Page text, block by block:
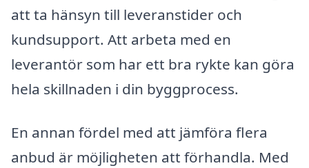
att ta hänsyn till leveranstider och
kundsupport. Att arbeta med en
leverantör som har ett bra rykte kan göra
hela skillnaden i din byggprocess.
En annan fördel med att jämföra flera
anbud är möjligheten att förhandla. Med